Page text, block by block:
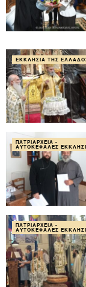
ΕΚΚΛΗΣΊΑ ΤΗΣ
ΠΑΤΡΙΑΡΧΕΊΑ -
ΑΥΤΟΚΈΦΑΛΕΣ
ΠΑΤΡΙΑΡΧΕΊΑ -
ΑΥΤΟΚΈΦΑΛΕΣ